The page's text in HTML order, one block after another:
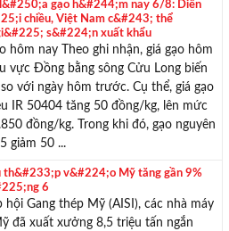
gạo h&#244;m nay 6/8: Diễn
chiều, Việt Nam c&#243; thể
s&#224;n xuất khẩu
hôm nay Theo ghi nhận, giá gạo hôm
vực Đồng bằng sông Cửu Long biến
với ngày hôm trước. Cụ thể, giá gạo
IR 50404 tăng 50 đồng/kg, lên mức
đồng/kg. Trong khi đó, gạo nguyên
giảm 50 ...
th&#233;p v&#224;o Mỹ tăng gần 9%
6
hội Gang thép Mỹ (AISI), các nhà máy
đã xuất xưởng 8,5 triệu tấn ngắn